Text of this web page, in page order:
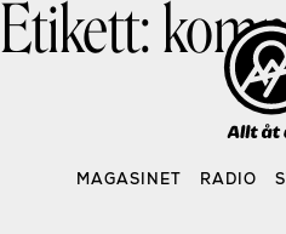
Skip
MAGASINET RADIO
Etikett: